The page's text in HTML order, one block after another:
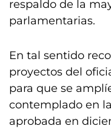
respaldo de la
parlamentarias.
En tal sentido
proyectos del
para que se
contemplado en
aprobada en